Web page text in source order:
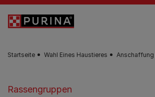
Zum Hauptinhalt springen
Startseite Wahl Eines Haustieres Anschaffung
Rassengruppen